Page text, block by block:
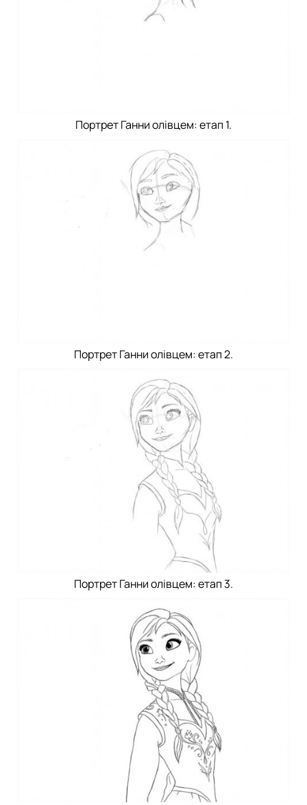
Портрет Ганни олівцем: етап 1.
Портрет Ганни олівцем: етап 2.
Портрет Ганни олівцем: етап 3.